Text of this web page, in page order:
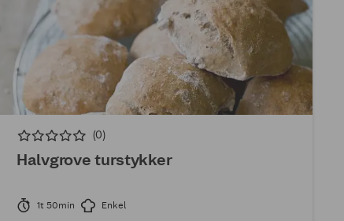
(0)
Halvgrove turstykker
1t 50min Enkel